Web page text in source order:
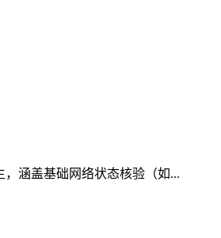
涵盖基础网络状态核验（如...